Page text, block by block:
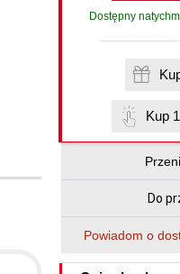
Dostępny
Kup
Do
Powiadom o